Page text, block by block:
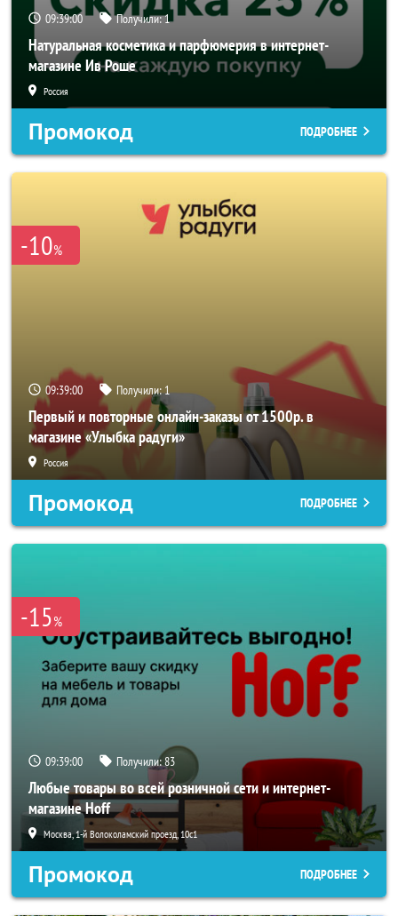
09:38:58 Получили:1
Натуральная косметика и парфюмерия в интернет-
магазине Ив Роше
Россия
Промокод ПОДРОБНЕЕ
-10%
09:38:58 Получили:1
Первый и повторные онлайн-заказы от 1500р. в
магазине «Улыбка радуги»
Россия
Промокод ПОДРОБНЕЕ
-15%
09:38:58 Получили:83
Любые товары во всей розничной сети и интернет-
магазине Hoff
Москва, 1-й Волоколамский проезд, 10с1
Промокод ПОДРОБНЕЕ